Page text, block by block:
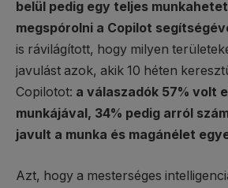
belül pedig egy teljes
megspórolni a Copilot
is rávilágított, hogy milyen
javulást azok, akik 10 héten
Copilotot: a válaszadók 57% volt
munkájával, 34% pedig arról
javult a munka és magánélet
Azt, hogy a mesterséges